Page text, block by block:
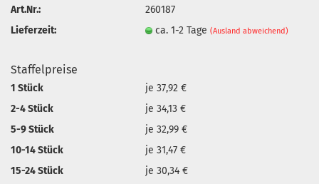
Art.Nr.:
260187
Lieferzeit:
ca. 1-2 Tage(Ausland abweichend)
Staffelpreise
1 Stück
je 37,92 €
2-4 Stück
je 34,13 €
5-9 Stück
je 32,99 €
10-14 Stück
je 31,47 €
15-24 Stück
je 30,34 €